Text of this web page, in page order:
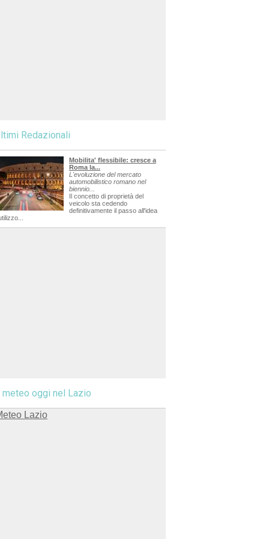
Redazionali
Mobilita' flessibile: cresce a
Roma la...
L'evoluzione del mercato
automobilistico romano nel
biennio...
Il concetto di proprietà del
veicolo sta cedendo
definitivamente il passo all'idea
meteo oggi nel Lazio